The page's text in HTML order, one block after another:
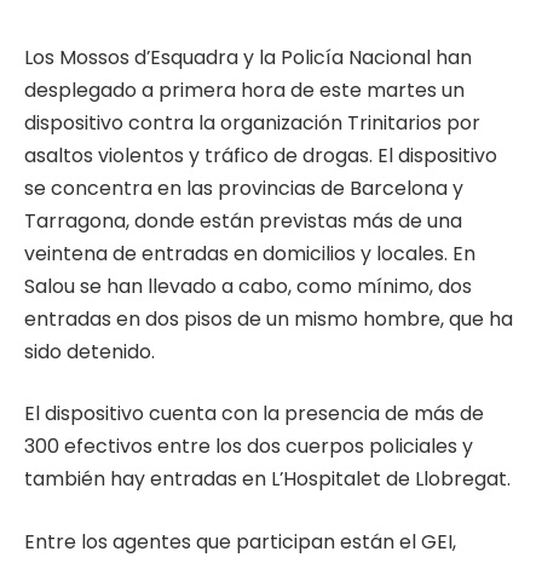
Los Mossos d’Esquadra y la Policía Nacional han
desplegado a primera hora de este martes un
dispositivo contra la organización Trinitarios por
asaltos violentos y tráfico de drogas. El dispositivo
se concentra en las provincias de Barcelona y
Tarragona, donde están previstas más de una
veintena de entradas en domicilios y locales. En
Salou se han llevado a cabo, como mínimo, dos
entradas en dos pisos de un mismo hombre, que ha
sido detenido.
El dispositivo cuenta con la presencia de más de
300 efectivos entre los dos cuerpos policiales y
también hay entradas en L’Hospitalet de Llobregat.
Entre los agentes que participan están el GEI,